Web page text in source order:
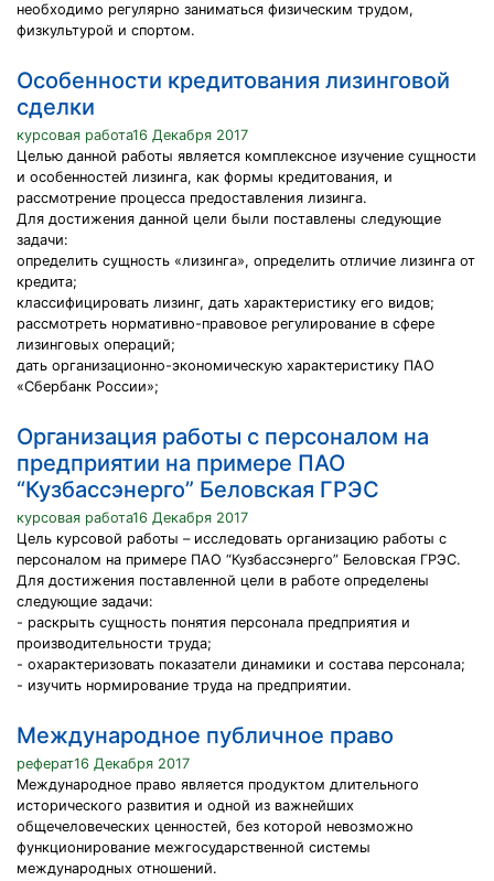
необходимо регулярно заниматься физическим трудом,
физкультурой и спортом.
Особенности кредитования лизинговой
сделки
курсовая работа16 Декабря 2017
Целью данной работы является комплексное изучение сущности
и особенностей лизинга, как формы кредитования, и
рассмотрение процесса предоставления лизинга.
Для достижения данной цели были поставлены следующие
задачи:
определить сущность «лизинга», определить отличие лизинга от
кредита;
классифицировать лизинг, дать характеристику его видов;
рассмотреть нормативно-правовое регулирование в сфере
лизинговых операций;
дать организационно-экономическую характеристику ПАО
«Сбербанк России»;
Организация работы с персоналом на
предприятии на примере ПАО
“Кузбассэнерго” Беловская ГРЭС
курсовая работа16 Декабря 2017
Цель курсовой работы – исследовать организацию работы с
персоналом на примере ПАО “Кузбассэнерго” Беловская ГРЭС.
Для достижения поставленной цели в работе определены
следующие задачи:
- раскрыть сущность понятия персонала предприятия и
производительности труда;
- охарактеризовать показатели динамики и состава персонала;
- изучить нормирование труда на предприятии.
Международное публичное право
реферат16 Декабря 2017
Международное право является продуктом длительного
исторического развития и одной из важнейших
общечеловеческих ценностей, без которой невозможно
функционирование межгосударственной системы
международных отношений.